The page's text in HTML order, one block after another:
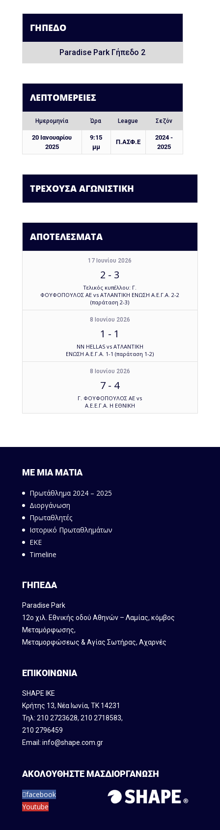
ΓΉΠΕΔΟ
Paradise Park Γήπεδο 2
ΛΕΠΤΟΜΈΡΕΙΕΣ
Ημερομηνία Ώρα League Σεζόν
20 Ιανουαρίου
2025
9:15
μμ
Π.ΑΣΦ.Ε
2024 -
2025
ΤΡΕΧΟΥΣΑ ΑΓΩΝΙΣΤΙΚΗ
ΑΠΟΤΕΛΕΣΜΑΤΑ
17 Ιουνίου 2026
2 - 3
Τελικός κυπέλλου: Γ.
ΦΟΥΦΟΠΟΥΛΟΣ ΑΕ vs ΑΤΛΑΝΤΙΚΗ ΕΝΩΣΗ Α.Ε.Γ.Α. 2-2
(παράταση 2-3)
8 Ιουνίου 2026
1 - 1
NN HELLAS vs ΑΤΛΑΝΤΙΚΗ
ΕΝΩΣΗ Α.Ε.Γ.Α. 1-1 (παράταση 1-2)
8 Ιουνίου 2026
7 - 4
Γ. ΦΟΥΦΟΠΟΥΛΟΣ ΑΕ vs
Α.Ε.Ε.Γ.Α. Η ΕΘΝΙΚΗ
ΜΕ ΜΙΑ ΜΑΤΙΑ
Πρωτάθλημα 2024 – 2025
Διοργάνωση
Πρωταθλητές
Ιστορικό Πρωταθλημάτων
ΕΚΕ
Timeline
ΓΗΠΕΔΑ
Paradise Park
12ο χιλ. Εθνικής οδού Αθηνών – Λαμίας, κόμβος
Mεταμόρφωσης,
Μεταμορφώσεως & Αγίας Σωτήρας, Αχαρνές
ΕΠΙΚΟΙΝΩΝΙΑ
SHAPE IKE
Κρήτης 13, Νέα Ιωνία, ΤΚ 14231
Τηλ: 210 2723628, 210 2718583,
210 2796459
Email: info@shape.com.gr
ΑΚΟΛΟΥΘΗΣΤΕ ΜΑΣ
facebook
Youtube
ΔΙΟΡΓΑΝΩΣΗ